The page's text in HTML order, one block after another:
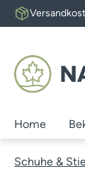
Hauptinhalt
Zur Suche
Zur
Home
Schuhe &